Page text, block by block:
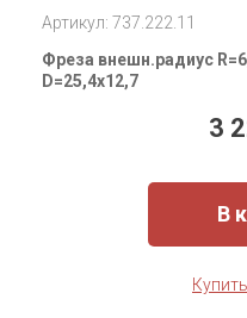
Артикул: 737.222.11
Фреза внешн.радиус
D=25,4x12,7
3
В